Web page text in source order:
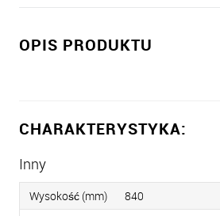
OPIS PRODUKTU
CHARAKTERYSTYKA:
Inny
Wysokość (mm)
840